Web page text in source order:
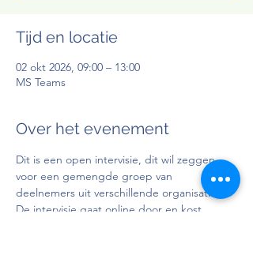
Tijd en locatie
02 okt 2026, 09:00 – 13:00
MS Teams
Over het evenement
Dit is een open intervisie, dit wil zeggen
voor een gemengde groep van
deelnemers uit verschillende organisaties.
De intervisie gaat online door en kost